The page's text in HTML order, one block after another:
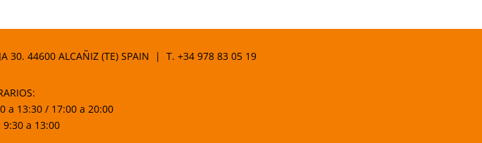
30. 44600 ALCAÑIZ (TE) SPAIN | T. +34 978 83 05 19
a 13:30 / 17:00 a 20:00
9:30 a 13:00